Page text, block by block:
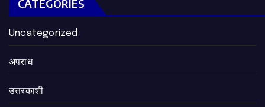
CATEGORIES
Uncategorized
अपराध
उत्तरकाशी